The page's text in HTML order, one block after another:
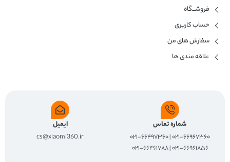
فروشــگاه
حساب کاربری
سفارش های من
علاقه مندی ها
شماره تماس
۰۲۱-۶۶۹۶۷۳۶۰ | ۰۲۱-۶۶۴۹۷۳۶۰
۰۲۱-۶۶۹۶۱۸۵۶ | ۰۲۱-۶۶۴۶۱۷۸۸
ایمیل
cs@xiaomi360.ir